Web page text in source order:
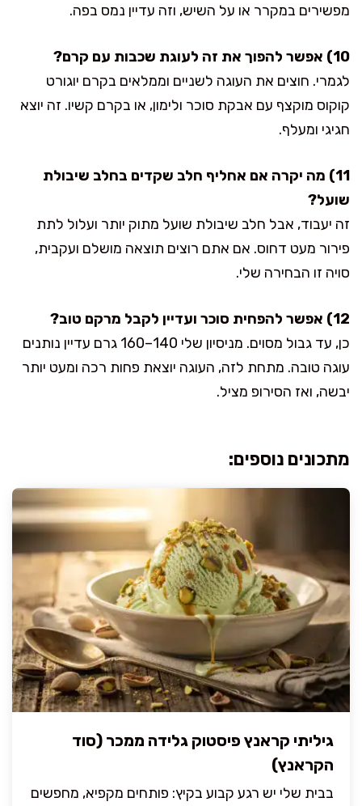
מפשירים במקרר או על השיש, וזה עדיין נמס בפה.
10) אפשר להפוך את זה לעוגת שכבות עם קרם?
לגמרי. חוצים את העוגה לשניים וממלאים בקרם יוגורט
קוקוס מוקצף עם אבקת סוכר ולימון, או בקרם קשיו. זה יוצא
חגיגי ומעלף.
11) מה יקרה אם אחליף חלב שקדים בחלב שיבולת
שועל?
זה יעבוד, אבל חלב שיבולת שועל מתוק יותר ועלול לתת
פירור מעט דחוס. אם אתם רוצים תוצאה מושלם ועקבית,
סויה זו הבחירה שלי.
12) אפשר להפחית סוכר ועדיין לקבל מרקם טוב?
כן, עד גבול מסוים. מניסיון שלי 140–160 גרם עדיין נותנים
עוגה טובה. מתחת לזה, העוגה יוצאת פחות רכה ומעט יותר
יבשה, ואז הסירופ מציל.
מתכונים נוספים:
גיליתי קראנץ פיסטוק גלידה ממכר (סוד
הקראנץ)
בבית שלי יש רגע קבוע בקיץ: פותחים מקפיא, מחפשים